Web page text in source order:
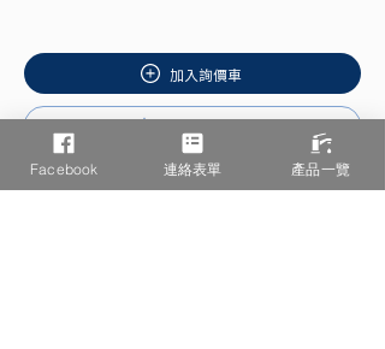
加入詢價車
安裝說明書
Facebook 連絡表單 產品一覽